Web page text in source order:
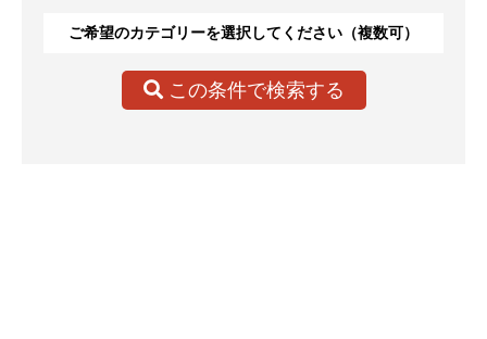
ご希望のカテゴリーを選択してください（複数可）
この条件で検索する